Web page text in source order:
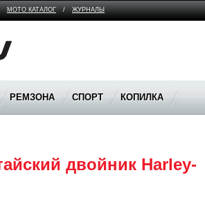
МОТО КАТАЛОГ / ЖУРНАЛЫ
РЕМЗОНА СПОРТ КОПИЛКА
двойник Harley-